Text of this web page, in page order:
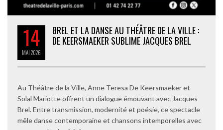
14
MAI2026
BREL ET LA DANSE AU THÉÂTRE DE LA VILLE :
DE KEERSMAEKER SUBLIME JACQUES BREL
Au Théâtre de la Ville, Anne Teresa De Keersmaeker et
Solal Mariotte offrent un dialogue émouvant avec Jacques
Brel. Entre transmission, modernité et poésie, ce spectacle
mêle danse contemporaine et chansons intemporelles avec